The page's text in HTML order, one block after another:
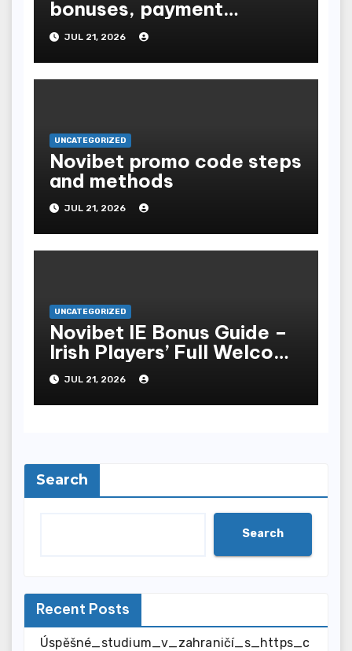
bonuses, payment
methods, mobile app &
security
JUL 21, 2026
UNCATEGORIZED
Novibet promo code steps
and methods
JUL 21, 2026
UNCATEGORIZED
Novibet IE Bonus Guide –
Irish Players’ Full Welcome
Offer Breakdown
JUL 21, 2026
Search
Search
Recent Posts
Úspěšné_studium_v_zahraničí_s_https_c